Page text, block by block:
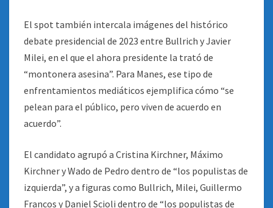
El spot también intercala imágenes del histórico
debate presidencial de 2023 entre Bullrich y Javier
Milei, en el que el ahora presidente la trató de
“montonera asesina”. Para Manes, ese tipo de
enfrentamientos mediáticos ejemplifica cómo “se
pelean para el público, pero viven de acuerdo en
acuerdo”.
El candidato agrupó a Cristina Kirchner, Máximo
Kirchner y Wado de Pedro dentro de “los populistas de
izquierda”, y a figuras como Bullrich, Milei, Guillermo
Francos y Daniel Scioli dentro de “los populistas de